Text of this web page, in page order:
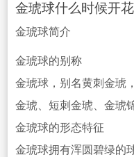
金琥球什么时候开花
金琥球简介
金琥球的别称
金琥球，别名黄刺金琥，
金琥、短刺金琥、金琥
金琥球的形态特征
金琥球拥有浑圆碧绿的